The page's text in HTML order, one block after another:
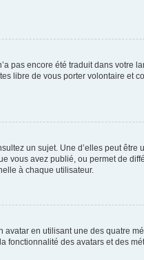
pas encore été traduit dans votre
libre de vous porter volontaire et
un sujet. Une d’elles peut
avez publié, ou permet de
à chaque utilisateur.
en utilisant une des quatre
fonctionnalité des avatars et des